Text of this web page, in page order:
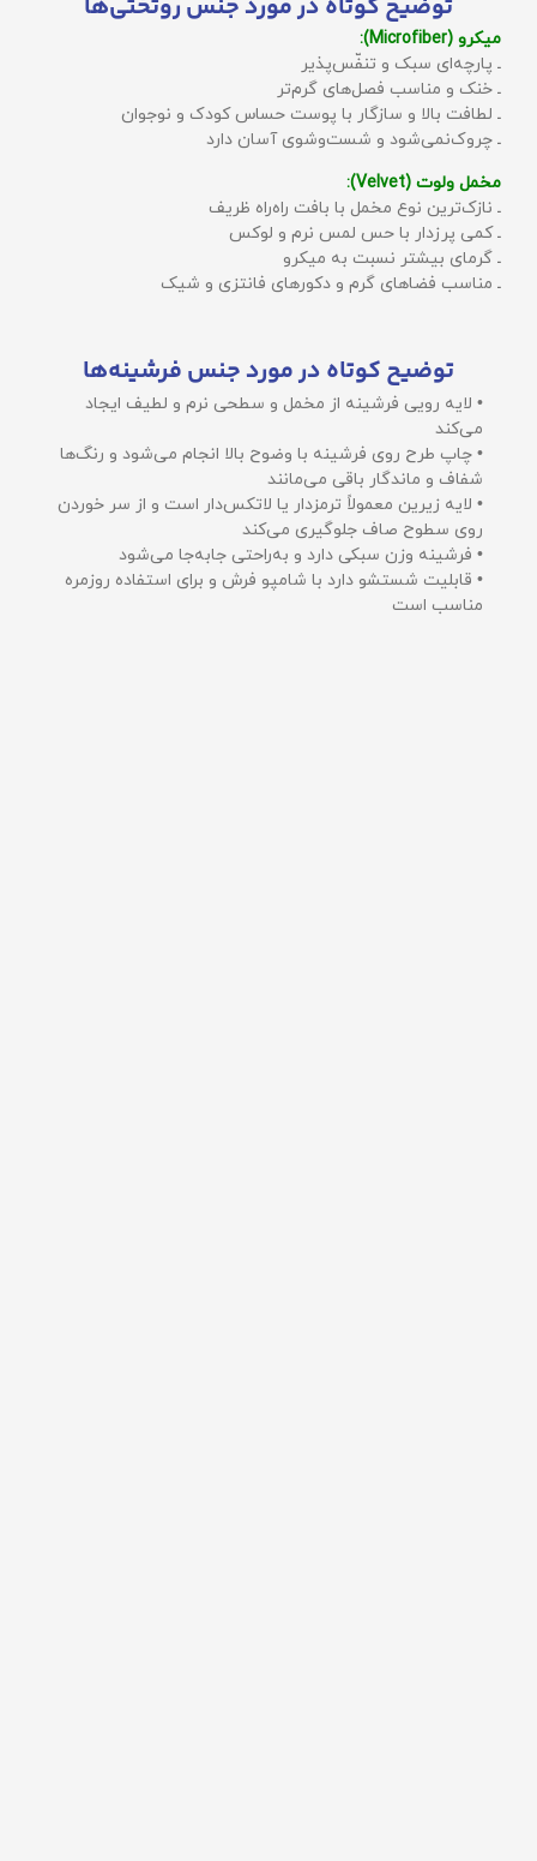
توضیح کوتاه در مورد جنس روتختی‌ها
میکرو (Microfiber):
ـ پارچه‌ای سبک و تنفّس‌پذیر
ـ خنک و مناسب فصل‌های گرم‌تر
ـ لطافت بالا و سازگار با پوست حساس کودک و نوجوان
ـ چروک‌نمی‌شود و شست‌وشوی آسان دارد
مخمل ولوت (Velvet):
ـ نازک‌ترین نوع مخمل با بافت راه‌راه ظریف
ـ کمی پرزدار با حس لمس نرم و لوکس
ـ گرمای بیشتر نسبت به میکرو
ـ مناسب فضاهای گرم و دکورهای فانتزی و شیک
توضیح کوتاه در مورد جنس فرشینه‌ها
• لایه رویی فرشینه از مخمل و سطحی نرم و لطیف ایجاد
می‌کند
• چاپ طرح روی فرشینه با وضوح بالا انجام می‌شود و رنگ‌ها
شفاف و ماندگار باقی می‌مانند
• لایه زیرین معمولاً ترمزدار یا لاتکس‌دار است و از سر خوردن
روی سطوح صاف جلوگیری می‌کند
• فرشینه وزن سبکی دارد و به‌راحتی جابه‌جا می‌شود
• قابلیت شستشو دارد با شامپو فرش و برای استفاده روزمره
مناسب است